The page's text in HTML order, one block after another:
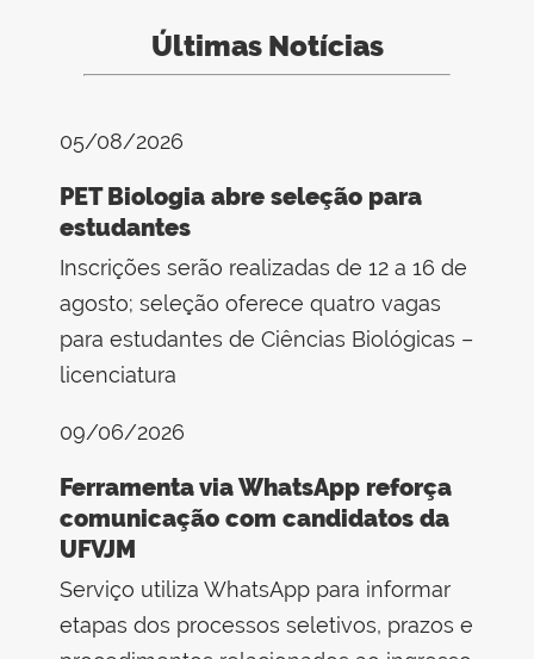
Últimas Notícias
05/08/2026
PET Biologia abre seleção para
estudantes
Inscrições serão realizadas de 12 a 16 de
agosto; seleção oferece quatro vagas
para estudantes de Ciências Biológicas –
licenciatura
09/06/2026
Ferramenta via WhatsApp reforça
comunicação com candidatos da
UFVJM
Serviço utiliza WhatsApp para informar
etapas dos processos seletivos, prazos e